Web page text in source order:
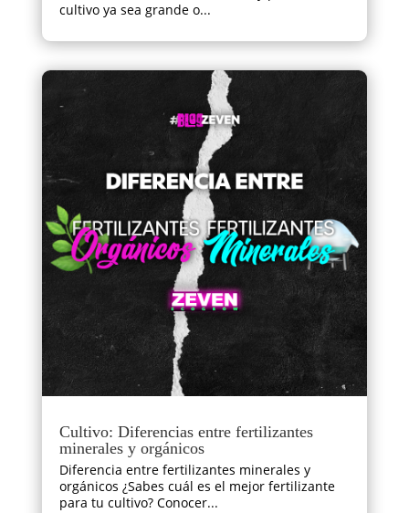
cultivo ya sea grande o...
Cultivo: Diferencias entre fertilizantes
minerales y orgánicos
Diferencia entre fertilizantes minerales y
orgánicos ¿Sabes cuál es el mejor fertilizante
para tu cultivo? Conocer...